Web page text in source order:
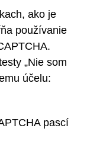
ako je
používanie
„Nie som
účelu:
pascí